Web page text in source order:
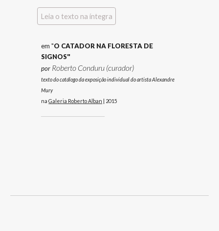
Leia o texto na íntegra
em "O CATADOR NA FLORESTA DE
SIGNOS"
por Roberto Conduru (curador)
texto docatálogo da exposição individual do artista Alexandre
Mury
naGaleria Roberto Alban | 2015